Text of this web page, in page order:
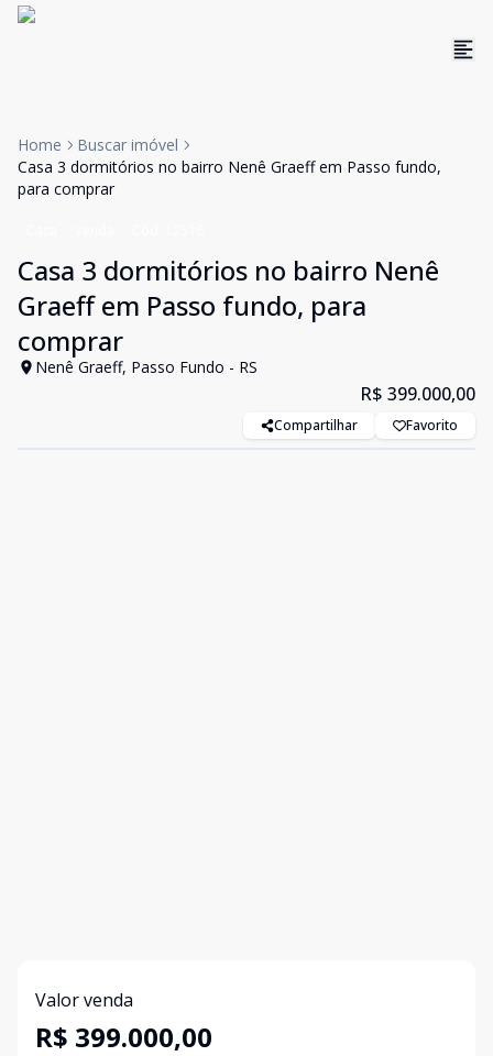
Home
Buscar imóvel
Casa 3 dormitórios no bairro Nenê Graeff em Passo fundo,
para comprar
Casa 3 dormitórios no bairro Nenê
Graeff em Passo fundo, para
comprar
Nenê Graeff, Passo Fundo - RS
R$ 399.000,00
Compartilhar Favorito
Valor venda
R$ 399.000,00